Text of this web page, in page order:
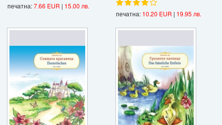
печатна:7.66 EUR | 15.00 лв.
печатна: 10.20 EUR | 19.95 лв.